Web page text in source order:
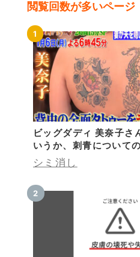
閲覧回数が多いページ
ビッグダディ 美奈子さ
いうか、刺青について
シミ消し